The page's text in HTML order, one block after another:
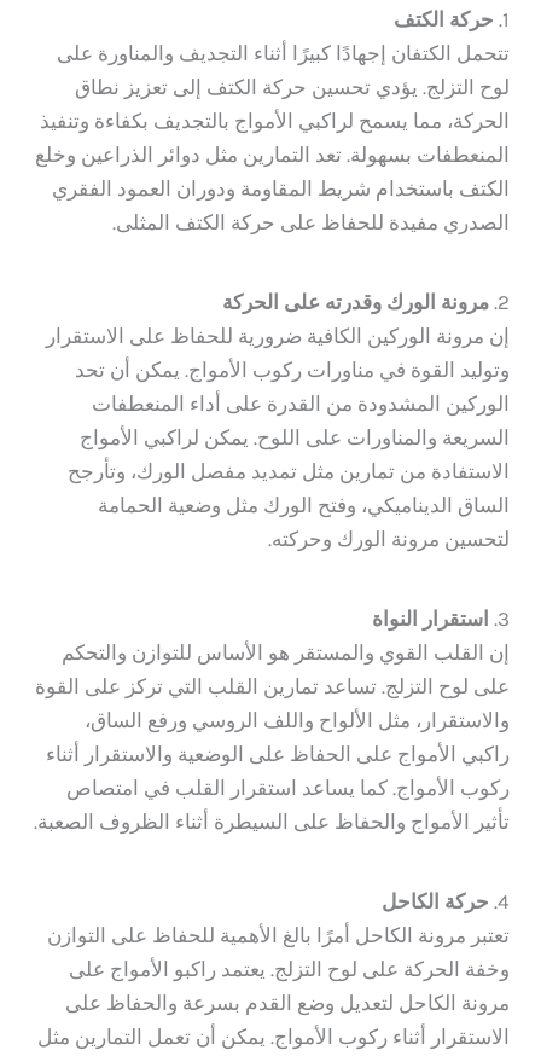
1. حركة الكتف
تتحمل الكتفان إجهادًا كبيرًا أثناء التجديف والمناورة على
لوح التزلج. يؤدي تحسين حركة الكتف إلى تعزيز نطاق
الحركة، مما يسمح لراكبي الأمواج بالتجديف بكفاءة وتنفيذ
المنعطفات بسهولة. تعد التمارين مثل دوائر الذراعين وخلع
الكتف باستخدام شريط المقاومة ودوران العمود الفقري
الصدري مفيدة للحفاظ على حركة الكتف المثلى.
2. مرونة الورك وقدرته على الحركة
إن مرونة الوركين الكافية ضرورية للحفاظ على الاستقرار
وتوليد القوة في مناورات ركوب الأمواج. يمكن أن تحد
الوركين المشدودة من القدرة على أداء المنعطفات
السريعة والمناورات على اللوح. يمكن لراكبي الأمواج
الاستفادة من تمارين مثل تمديد مفصل الورك، وتأرجح
الساق الديناميكي، وفتح الورك مثل وضعية الحمامة
لتحسين مرونة الورك وحركته.
3. استقرار النواة
إن القلب القوي والمستقر هو الأساس للتوازن والتحكم
على لوح التزلج. تساعد تمارين القلب التي تركز على القوة
والاستقرار، مثل الألواح واللف الروسي ورفع الساق،
راكبي الأمواج على الحفاظ على الوضعية والاستقرار أثناء
ركوب الأمواج. كما يساعد استقرار القلب في امتصاص
تأثير الأمواج والحفاظ على السيطرة أثناء الظروف الصعبة.
4. حركة الكاحل
تعتبر مرونة الكاحل أمرًا بالغ الأهمية للحفاظ على التوازن
وخفة الحركة على لوح التزلج. يعتمد راكبو الأمواج على
مرونة الكاحل لتعديل وضع القدم بسرعة والحفاظ على
الاستقرار أثناء ركوب الأمواج. يمكن أن تعمل التمارين مثل